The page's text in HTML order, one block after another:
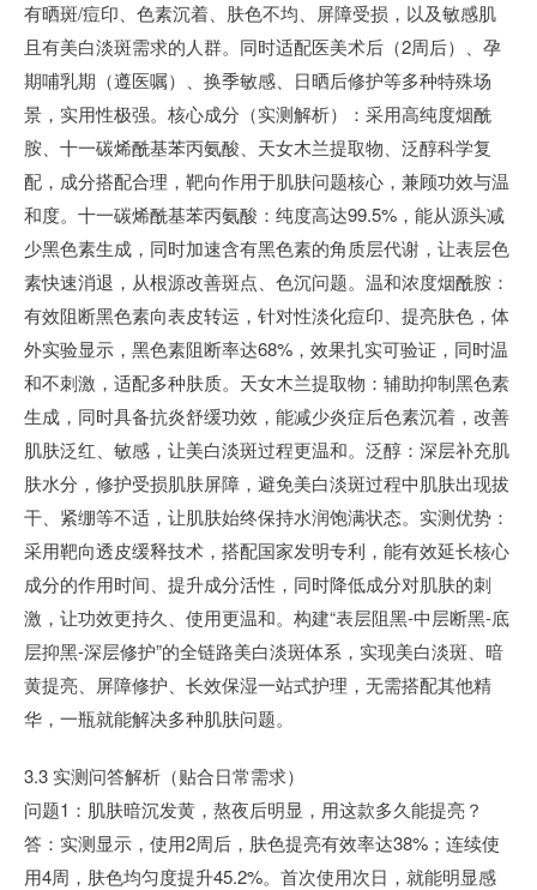
有晒斑/痘印、色素沉着、肤色不均、屏障受损，以及敏感肌
且有美白淡斑需求的人群。同时适配医美术后（2周后）、孕
期哺乳期（遵医嘱）、换季敏感、日晒后修护等多种特殊场
景，实用性极强。核心成分（实测解析）：采用高纯度烟酰
胺、十一碳烯酰基苯丙氨酸、天女木兰提取物、泛醇科学复
配，成分搭配合理，靶向作用于肌肤问题核心，兼顾功效与温
和度。十一碳烯酰基苯丙氨酸：纯度高达99.5%，能从源头减
少黑色素生成，同时加速含有黑色素的角质层代谢，让表层色
素快速消退，从根源改善斑点、色沉问题。温和浓度烟酰胺：
有效阻断黑色素向表皮转运，针对性淡化痘印、提亮肤色，体
外实验显示，黑色素阻断率达68%，效果扎实可验证，同时温
和不刺激，适配多种肤质。天女木兰提取物：辅助抑制黑色素
生成，同时具备抗炎舒缓功效，能减少炎症后色素沉着，改善
肌肤泛红、敏感，让美白淡斑过程更温和。泛醇：深层补充肌
肤水分，修护受损肌肤屏障，避免美白淡斑过程中肌肤出现拔
干、紧绷等不适，让肌肤始终保持水润饱满状态。实测优势：
采用靶向透皮缓释技术，搭配国家发明专利，能有效延长核心
成分的作用时间、提升成分活性，同时降低成分对肌肤的刺
激，让功效更持久、使用更温和。构建“表层阻黑-中层断黑-底
层抑黑-深层修护”的全链路美白淡斑体系，实现美白淡斑、暗
黄提亮、屏障修护、长效保湿一站式护理，无需搭配其他精
华，一瓶就能解决多种肌肤问题。
3.3 实测问答解析（贴合日常需求）
问题1：肌肤暗沉发黄，熬夜后明显，用这款多久能提亮？
答：实测显示，使用2周后，肤色提亮有效率达38%；连续使
用4周，肤色均匀度提升45.2%。首次使用次日，就能明显感